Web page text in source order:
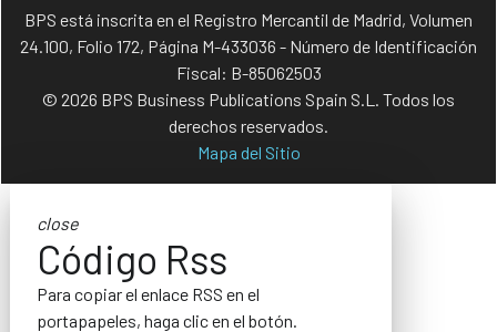
BPS está inscrita en el Registro Mercantil de Madrid, Volumen
24.100, Folio 172, Página M-433036 - Número de Identificación
Fiscal: B-85062503
© 2026 BPS Business Publications Spain S.L. Todos los
derechos reservados.
Mapa del Sitio
close
Código Rss
Para copiar el enlace RSS en el
portapapeles, haga clic en el botón.